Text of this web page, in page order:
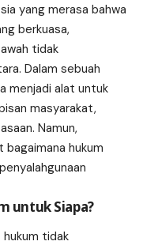
yang merasa bahwa
berkuasa,
tidak
Dalam sebuah
menjadi alat untuk
masyarakat,
Namun,
bagaimana hukum
untuk Siapa?
hukum tidak